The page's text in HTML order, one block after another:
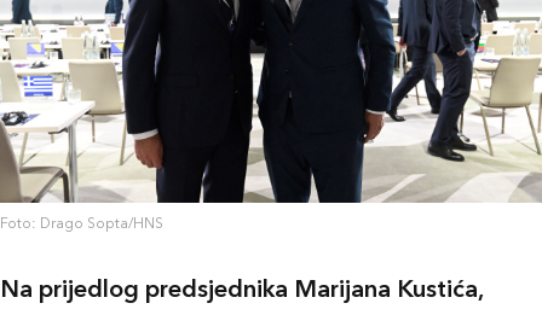
Foto: Drago Sopta/HNS
Na prijedlog predsjednika Marijana Kustića,